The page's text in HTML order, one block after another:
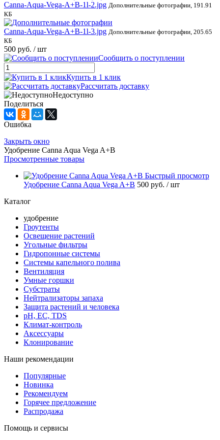
Canna-Aqua-Vega-A+B-1l-2.jpg Дополнительные фотографии, 191.91
КБ
Canna-Aqua-Vega-A+B-1l-3.jpg Дополнительные фотографии, 205.65
КБ
500 руб. / шт
Сообщить о поступлении
Купить в 1 клик
Рассчитать доставку
Недоступно
Поделиться
Ошибка
Закрыть окно
Удобрение Canna Aqua Vega A+B
Просмотренные товары
Быстрый просмотр
Удобрение Canna Aqua Vega A+B 500 руб. / шт
Каталог
удобрение
Гроутенты
Освещение растений
Угольные фильтры
Гидропонные системы
Системы капельного полива
Вентиляция
Умные горшки
Субстраты
Нейтрализаторы запаха
Защита растений и человека
pH, EC, TDS
Климат-контроль
Аксессуары
Клонирование
Наши рекомендации
Популярные
Новинка
Рекомендуем
Горячее предложение
Распродажа
Помощь и сервисы